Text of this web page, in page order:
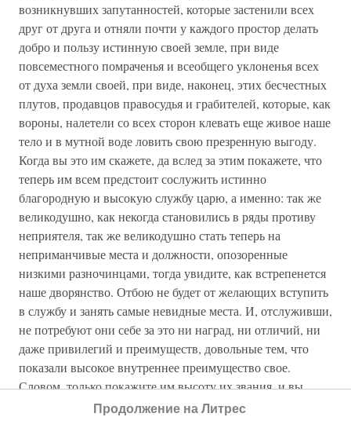
возникнувших запутанностей, которые застенили всех
друг от друга и отняли почти у каждого простор делать
добро и пользу истинную своей земле, при виде
повсеместного помраченья и всеобщего уклоненья всех
от духа земли своей, при виде, наконец, этих бесчестных
плутов, продавцов правосудья и грабителей, которые, как
вороны, налетели со всех сторон клевать еще живое наше
тело и в мутной воде ловить свою презренную выгоду.
Когда вы это им скажете, да вслед за этим покажете, что
теперь им всем предстоит сослужить истинно
благородную и высокую службу царю, а именно: так же
великодушно, как некогда становились в ряды противу
неприятеля, так же великодушно стать теперь на
неприманчивые места и должности, опозоренные
низкими разночинцами, тогда увидите, как встрепенется
наше дворянство. Отбою не будет от желающих вступить
в службу и занять самые невидные места. И, отслуживши,
не потребуют они себе за это ни наград, ни отличий, ни
даже привилегий и преимуществ, довольные тем, что
показали высокое внутреннее преимущество свое.
Словом, только покажите им высоту их звания, и вы
увидите, как благородна их природа. Вы можете указать
Продолжение на Литрес